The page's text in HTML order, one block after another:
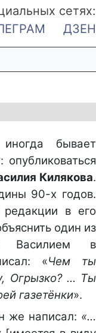
сетях:
ДЗЕН
бывает
Килякова.
90-х годов.
в его
один из
Василием в
«Чем ты
Огрызко? … Ты
газетёнки».
же написал: «…